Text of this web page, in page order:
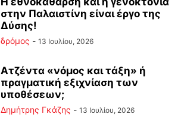
στην Παλαιστίνη είναι έργο της
Δύσης!
δρόμος - 13 Ιουλίου, 2026
Ατζέντα «νόμος και τάξη» ή
πραγματική εξιχνίαση των
υποθέσεων;
Δημήτρης Γκάζης - 13 Ιουλίου, 2026